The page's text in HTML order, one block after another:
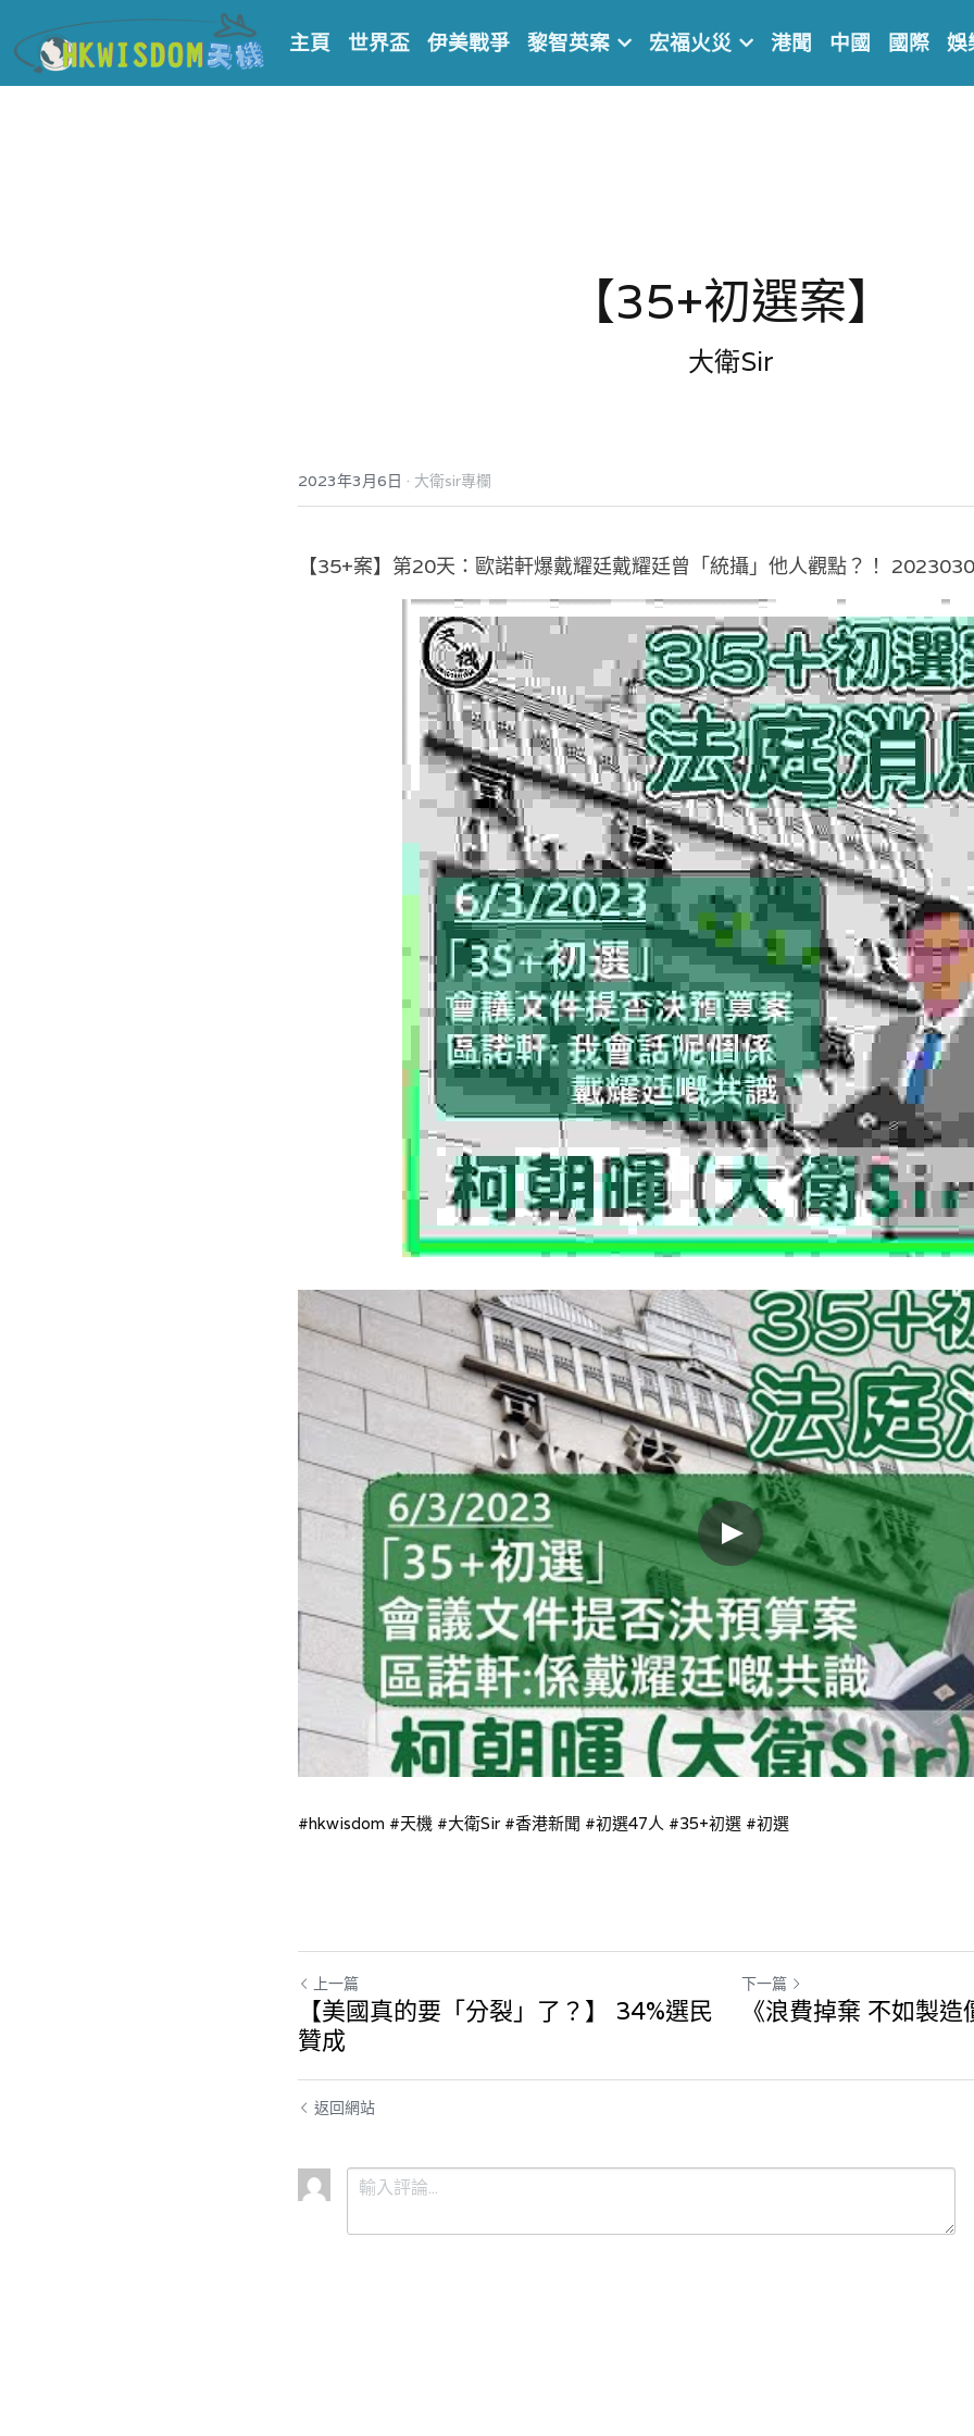
主頁 世界盃 伊美戰爭 黎智英案 宏福火災 港聞 中國 國際 娛
【35+初選案】
大衛Sir
2023年3月6日 · 大衛sir專欄
【35+案】第20天：歐諾軒爆戴耀廷戴耀廷曾「統攝」他人觀點？！
#hkwisdom #天機 #大衛Sir #香港新聞 #初選47人 #35+初選 #初選
上一篇
【美國真的要「分裂」了？】 34%選民
贊成
下一篇
《浪費掉棄 不如製造
返回網站